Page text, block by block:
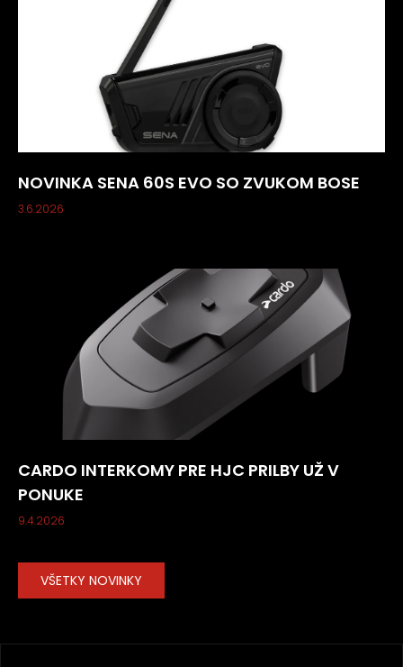
NOVINKA SENA 60S EVO SO ZVUKOM BOSE
3.6.2026
CARDO INTERKOMY PRE HJC PRILBY UŽ V
PONUKE
9.4.2026
VŠETKY NOVINKY